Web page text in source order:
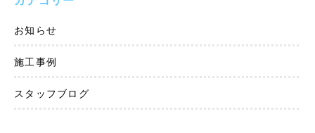
お知らせ
施工事例
スタッフブログ